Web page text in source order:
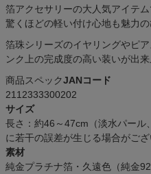
箔アクセサリーの大人気アイテ
驚くほどの軽い付け心地も魅力の
箔珠シリーズのイヤリングやピ
ンク上の完成度の高い装いが出来
商品スペックJANコード
2112333300202
サイズ
長さ：約46～47cm（淡水パール
に若干の誤差が生じる場合がござ
素材
純金プラチナ箔・久遠色（純金